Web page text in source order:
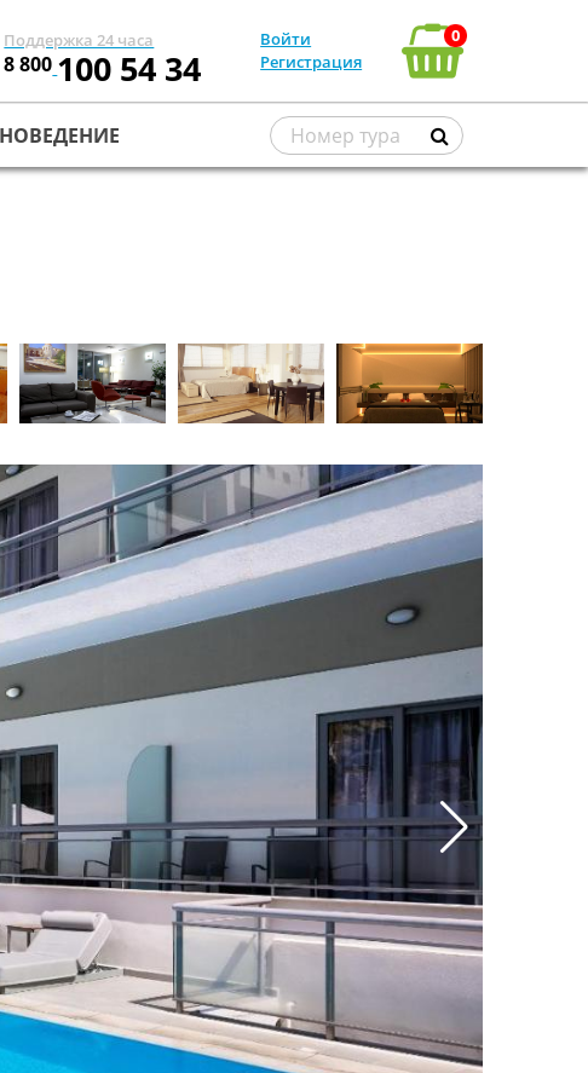
Поддержка 24 часа
8 800100 54 34
Войти
Регистрация
0